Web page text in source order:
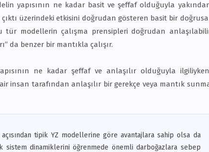
yapısının ne kadar basit ve şeffaf olduğuyla
üzerindeki etkisini doğrudan gösteren basit bir
modellerin çalışma prensipleri doğrudan
da benzer bir mantıkla çalışır.
ne kadar şeffaf ve anlaşılır olduğuyla
insan tarafından anlaşılır bir gerekçe veya mantık
tipik YZ modellerine göre avantajlara sahip olsa da
sistem dinamiklerini öğrenmede önemli darboğazlara sebep